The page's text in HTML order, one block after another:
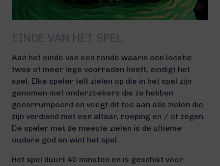
EINDE VAN HET SPEL
Aan het einde van een ronde waarin een locatie
twee of meer lege voorraden heeft, eindigt het
spel. Elke speler telt zielen op die in het spel zijn
genomen met onderzoekers die ze hebben
gecorrumpeerd en voegt dit toe aan alle zielen die
zijn verdiend met een altaar, roeping en / of zegen.
De speler met de meeste zielen is de ultieme
oudere god en wint het spel.
Het spel duurt 40 minuten en is geschikt voor